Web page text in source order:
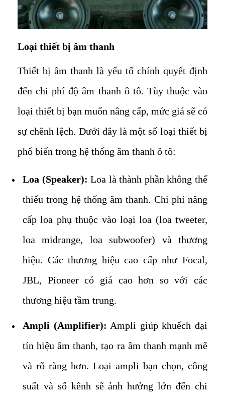
Loại thiết bị âm thanh
Thiết bị âm thanh là yếu tố chính quyết định
đến chi phí độ âm thanh ô tô. Tùy thuộc vào
loại thiết bị bạn muốn nâng cấp, mức giá sẽ có
sự chênh lệch. Dưới đây là một số loại thiết bị
phổ biến trong hệ thống âm thanh ô tô:
Loa (Speaker): Loa là thành phần không thể
thiếu trong hệ thống âm thanh. Chi phí nâng
cấp loa phụ thuộc vào loại loa (loa tweeter,
loa midrange, loa subwoofer) và thương
hiệu. Các thương hiệu cao cấp như Focal,
JBL, Pioneer có giá cao hơn so với các
thương hiệu tầm trung.
Ampli (Amplifier): Ampli giúp khuếch đại
tín hiệu âm thanh, tạo ra âm thanh mạnh mẽ
và rõ ràng hơn. Loại ampli bạn chọn, công
suất và số kênh sẽ ảnh hưởng lớn đến chi